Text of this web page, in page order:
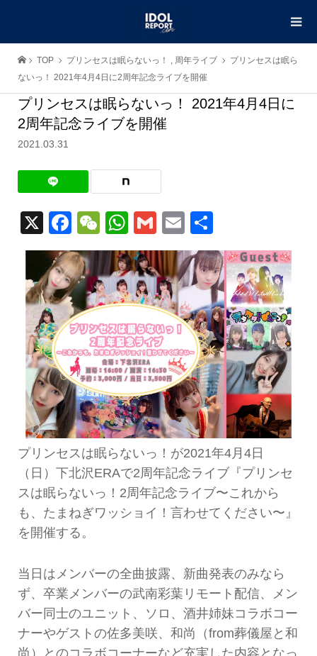
TOP プリンセスは眠らないっ！ , 周年ライブ
プリンセスは眠ら
ないっ！ 2021年4月4日に2周年記念ライブを開催
プリンセスは眠らないっ！ 2021年4月4日に
2周年記念ライブを開催
2021.03.31
X Facebook
WeChat
WhatsApp
GmailEmail
有
プリンセスは眠らないっ！が2021年4月4日
（日）下北沢ERAで2周年記念ライブ『プリンセ
スは眠らないっ！2周年記念ライブ〜これから
も、たまねぎワッショイ！言わせてください〜』
を開催する。
当日はメンバーの全曲披露、新曲発表のみなら
ず、卒業メンバーの武南彩葉リモート配信、メン
バー同士のユニット、ソロ、酒井姉妹コラボコー
ナーやゲストの佐多美咲、和尚（from葬儀屋と和